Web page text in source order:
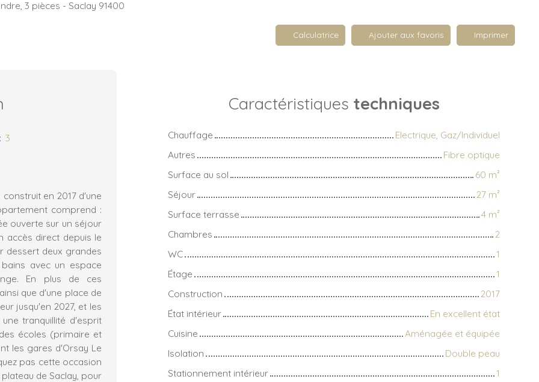
3 pièces - Saclay 91400
Calculatrice Ajouter aux favoris Imprimer
3
en 2017 d'une
comprend :
ouverte sur un séjour
accès direct depuis le
dessert deux grandes
avec un espace
En plus de ces
que d'une place de
jusqu'en 2027, et les
tranquillité d'esprit
écoles (primaire et
les gares d'Orsay Le
pas cette occasion
de Saclay, pour
Caractéristiques techniques
Chauffage
Electrique, Gaz/Individuel
Autres
Fibre optique
Surface au sol
60 m²
Séjour
27 m²
Surface terrasse
4 m²
Chambres
2
WC
1
Étage
1
Construction
2017
État intérieur
En excellent état
Cuisine
Aménagée et équipée
Isolation
Double peau
Stationnement intérieur
1